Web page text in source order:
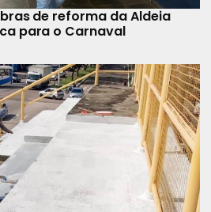
de reforma da Aldeia
para o Carnaval